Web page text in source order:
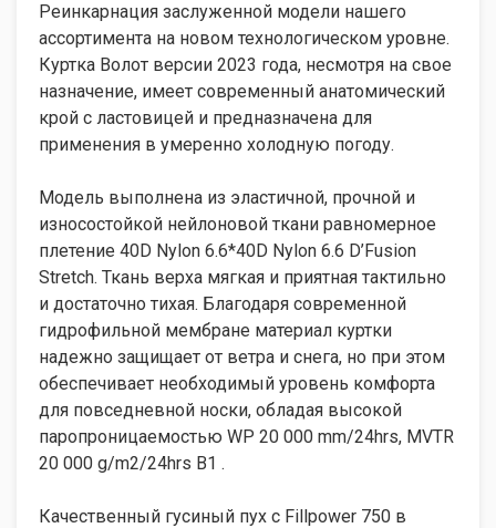
Реинкарнация заслуженной модели нашего
ассортимента на новом технологическом уровне.
Куртка Волот версии 2023 года, несмотря на свое
назначение, имеет современный анатомический
крой с ластовицей и предназначена для
применения в умеренно холодную погоду.
Модель выполнена из эластичной, прочной и
износостойкой нейлоновой ткани равномерное
плетение 40D Nylon 6.6*40D Nylon 6.6 D’Fusion
Stretch. Ткань верха мягкая и приятная тактильно
и достаточно тихая. Благодаря современной
гидрофильной мембране материал куртки
надежно защищает от ветра и снега, но при этом
обеспечивает необходимый уровень комфорта
для повседневной носки, обладая высокой
паропроницаемостью WP 20 000 mm/24hrs, MVTR
20 000 g/m2/24hrs B1 .
Качественный гусиный пух с Fillpower 750 в